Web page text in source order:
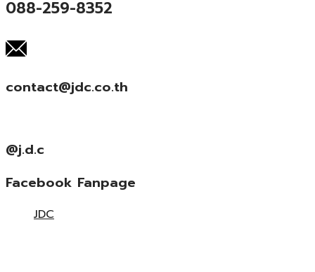
088-259-8352
contact@jdc.co.th
@j.d.c
Facebook Fanpage
JDC